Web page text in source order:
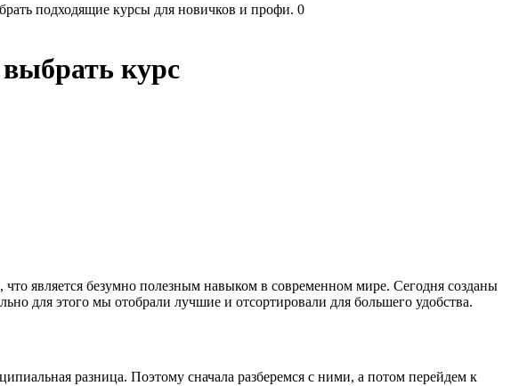
подходящие курсы для новичков и профи. 0
курс
является безумно полезным навыком в современном мире. Сегодня созданы
для этого мы отобрали лучшие и отсортировали для большего удобства.
разница. Поэтому сначала разберемся с ними, а потом перейдем к